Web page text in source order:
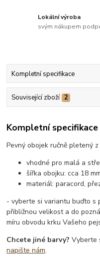
Lokální výroba
svým nákupem
Kompletní specifikace
Související zboží 2
Kompletní specifikace
Pevný obojek ručně pletený
vhodné pro malá a
šířka obojku: cca 18
materiál: paracord,
- vyberte si variantu buďto s
přibližnou velikost a do
míru obvodu krku Vašeho
Chcete jiné barvy? Vyberte
napište nám.